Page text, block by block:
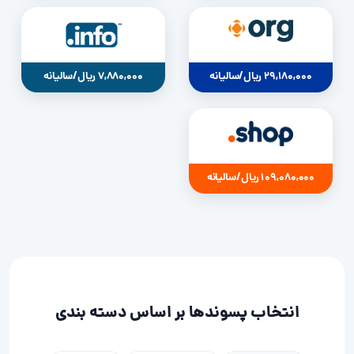
29,180,000 ریال/سالیانه 7,880,000 ریال/سالیانه
109,080,000 ریال/سالیانه
انتخاب پسوندها بر اساس دسته بندی